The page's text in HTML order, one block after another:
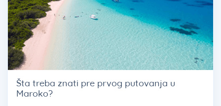
Šta treba znati pre prvog putovanja u
Maroko?